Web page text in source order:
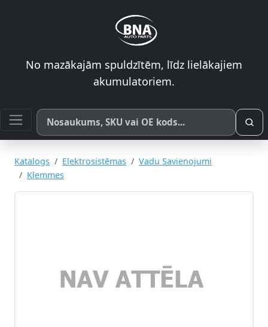
No mazākajām spuldzītēm, līdz lielākajiem
akumulatoriem.
Meklēt pēc produkta nosaukuma, SKU vai OE koda
Katalogs Elektrosistēmas
Vadu Savienojumi
Klemmes